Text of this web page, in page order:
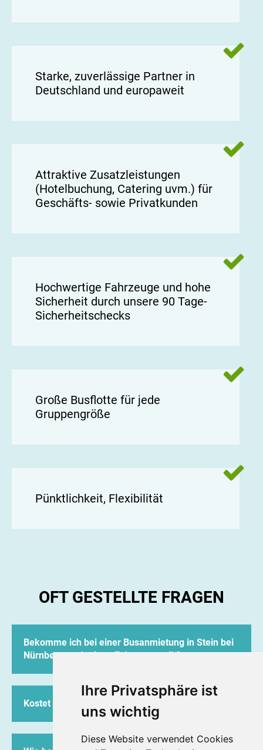
Ihre Privatsphäre ist
uns wichtig
Diese Website verwendet Cookies
Starke, zuverlässige Partner in
Deutschland und europaweit
Attraktive Zusatzleistungen
(Hotelbuchung, Catering uvm.) für
Geschäfts- sowie Privatkunden
Hochwertige Fahrzeuge und hohe
Sicherheit durch unsere 90 Tage-
Sicherheitschecks
Große Busflotte für jede
Gruppengröße
Pünktlichkeit, Flexibilität
OFT GESTELLTE FRAGEN
Bekomme ich bei einer Busanmietung in Stein bei
Nürnberg auch einen Fahrer gestellt?
geschultem, zuverlässigem, erfahrenem und
freundlichem Fahrpersonal an. Busse an
Selbstfahrer vermieten wir nicht.
Kostet mich die Anfrage etwas?